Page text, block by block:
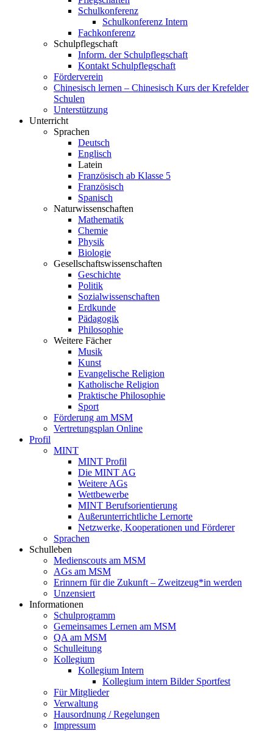
Schulkonferenz
Schulkonferenz Intern
Fachkonferenz
Schulpflegschaft
Inform. der Schulpflegschaft
Kontakt Schulpflegschaft
Förderverein
Chinesisch lernen – Chinesisch Kurs der Krefelder
Schulen
Unterstützung
Unterricht
Sprachen
Deutsch
Englisch
Latein
Französisch ab Klasse 5
Französisch
Spanisch
Naturwissenschaften
Mathematik
Chemie
Physik
Biologie
Gesellschaftswissenschaften
Geschichte
Politik
Sozialwissenschaften
Erdkunde
Pädagogik
Philosophie
Weitere Fächer
Musik
Kunst
Evangelische Religion
Katholische Religion
Praktische Philosophie
Sport
Förderung am MSM
Vertretungsplan Online
Profil
MINT
MINT Profil
Die MINT AG
Weitere AGs
Wettbewerbe
MINT Berufsorientierung
Außerunterrichtliche Lernorte
Netzwerke, Kooperationen und Förderer
Sprachen
Schulleben
Medienscouts am MSM
AGs am MSM
Erinnern für die Zukunft – Zweitzeug*in werden
Unzensiert
Informationen
Schulprogramm
Gemeinsames Lernen am MSM
QA am MSM
Schulleitung
Kollegium
Kollegium Intern
Kollegium intern Bilder Sportfest
Für Mitglieder
Verwaltung
Hausordnung / Regelungen
Impressum